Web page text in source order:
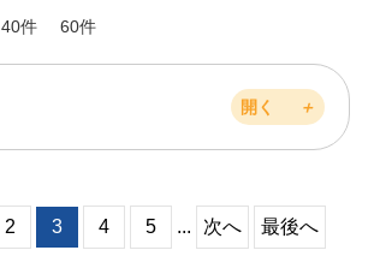
40件 60件
開く ＋
2 3 4 5 ... 次へ 最後へ